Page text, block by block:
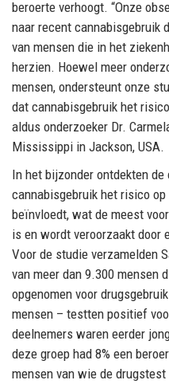
beroerte verhoogt. “Onze
naar recent cannabisgebruik
van mensen die in het
herzien. Hoewel meer
mensen, ondersteunt onze
dat cannabisgebruik het
aldus onderzoeker Dr.
Mississippi in Jackson, USA.
In het bijzonder ontdekten de
cannabisgebruik het risico
beïnvloedt, wat de meest
is en wordt veroorzaakt door
Voor de studie verzamelden
van meer dan 9.300 mensen
opgenomen voor
mensen – testten positief
deelnemers waren eerder
deze groep had 8% een
mensen van wie de